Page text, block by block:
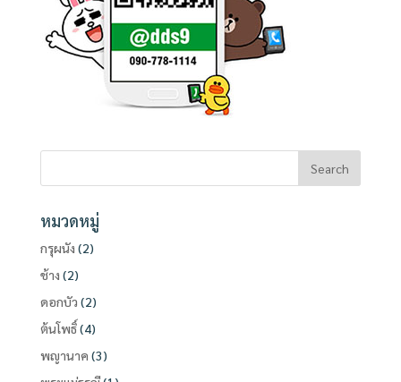
หมวดหมู่
กรุผนัง (2)
ช้าง (2)
ดอกบัว (2)
ต้นโพธิ์(4)
พญานาค (3)